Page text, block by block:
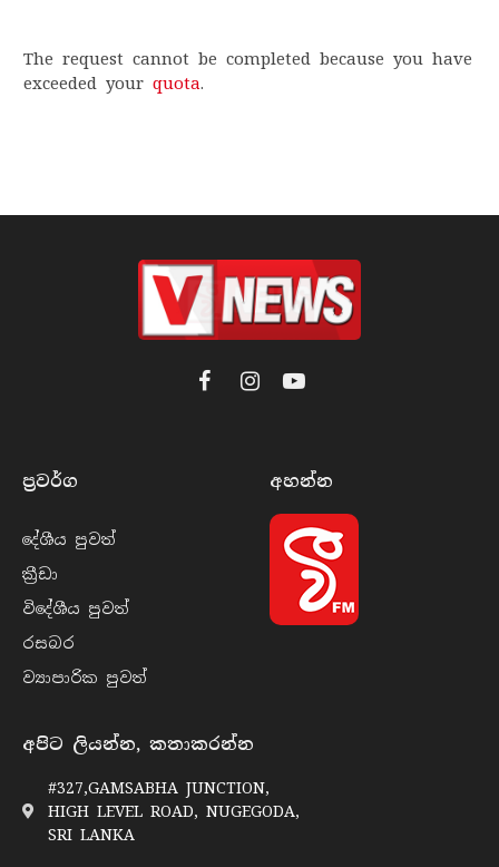
The request cannot be completed because you have
exceeded your quota.
FacebookInstagramYouTube
ප්‍රවර්​ග
දේශීය පුව​ත්
ක්‍රී​ඩා
විදේශීය පුව​ත්
රසබ​ර
ව්‍යාපාරික පුව​ත්
අහන්​න
අපිට ලියන්න, කතාකරන්න
#327,GAMSABHA JUNCTION,
HIGH LEVEL ROAD, NUGEGODA,
SRI LANKA